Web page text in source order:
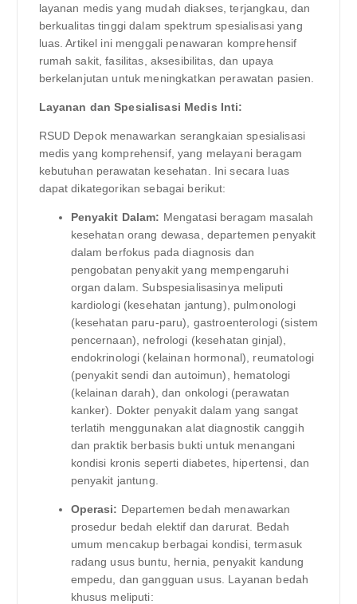
layanan medis yang mudah diakses, terjangkau, dan
berkualitas tinggi dalam spektrum spesialisasi yang
luas. Artikel ini menggali penawaran komprehensif
rumah sakit, fasilitas, aksesibilitas, dan upaya
berkelanjutan untuk meningkatkan perawatan pasien.
Layanan dan Spesialisasi Medis Inti:
RSUD Depok menawarkan serangkaian spesialisasi
medis yang komprehensif, yang melayani beragam
kebutuhan perawatan kesehatan. Ini secara luas
dapat dikategorikan sebagai berikut:
Penyakit Dalam: Mengatasi beragam masalah
kesehatan orang dewasa, departemen penyakit
dalam berfokus pada diagnosis dan
pengobatan penyakit yang mempengaruhi
organ dalam. Subspesialisasinya meliputi
kardiologi (kesehatan jantung), pulmonologi
(kesehatan paru-paru), gastroenterologi (sistem
pencernaan), nefrologi (kesehatan ginjal),
endokrinologi (kelainan hormonal), reumatologi
(penyakit sendi dan autoimun), hematologi
(kelainan darah), dan onkologi (perawatan
kanker). Dokter penyakit dalam yang sangat
terlatih menggunakan alat diagnostik canggih
dan praktik berbasis bukti untuk menangani
kondisi kronis seperti diabetes, hipertensi, dan
penyakit jantung.
Operasi: Departemen bedah menawarkan
prosedur bedah elektif dan darurat. Bedah
umum mencakup berbagai kondisi, termasuk
radang usus buntu, hernia, penyakit kandung
empedu, dan gangguan usus. Layanan bedah
khusus meliputi: